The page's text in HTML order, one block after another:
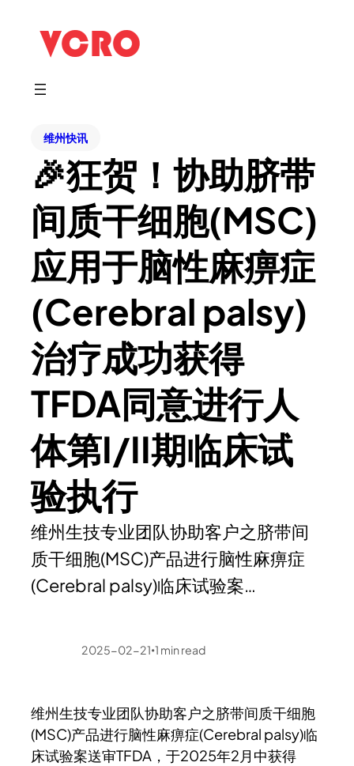
维州快讯
🎉狂贺！协助脐带
间质干细胞(MSC)
应用于脑性麻痹症
(Cerebral palsy)
治疗成功获得
TFDA同意进行人
体第I/II期临床试
验执行
维州生技专业团队协助客户之脐带间
质干细胞(MSC)产品进行脑性麻痹症
(Cerebral palsy)临床试验案…
2025-02-21 •1 min read
维州生技专业团队协助客户之脐带间质干细胞
(MSC)产品进行脑性麻痹症(Cerebral palsy)临
床试验案送审TFDA，于2025年2月中获得